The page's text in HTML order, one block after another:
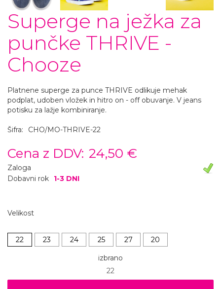
Superge na ježka za
punčke THRIVE -
Chooze
Platnene superge za punce THRIVE odlikuje mehak
podplat, udoben vložek in hitro on - off obuvanje. V jeans
potisku za lažje kombiniranje.
Šifra: CHO/MO-THRIVE-22
Cena z DDV: 24,50 €
Zaloga
Dobavni rok
1-3 DNI
Velikost
22 23 24 25 27 20
izbrano
22